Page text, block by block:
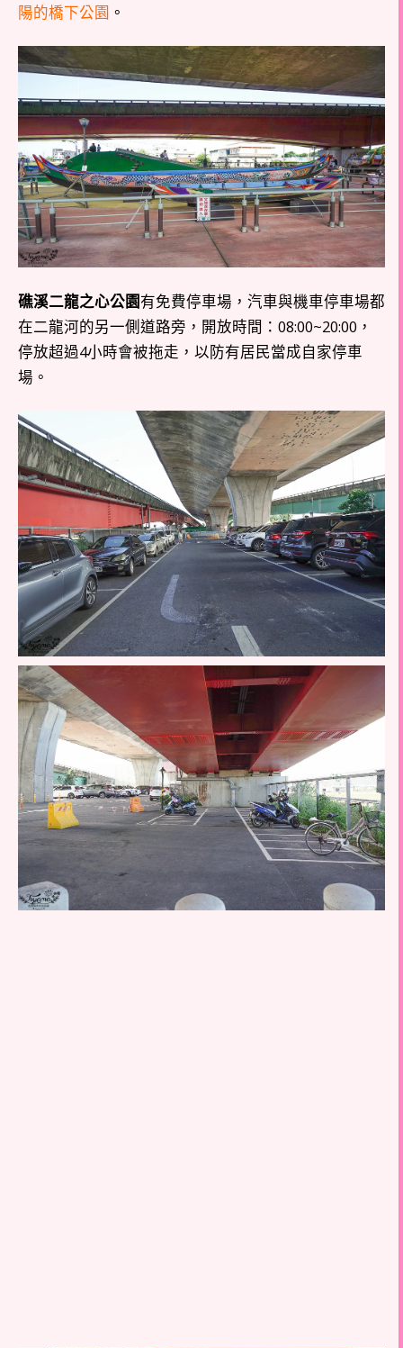
陽的橋下公園 。
礁溪二龍之心公園有免費停車場，汽車與機車停車場都
在二龍河的另一側道路旁，開放時間：08:00~20:00，
停放超過4小時會被拖走，以防有居民當成自家停車
場。